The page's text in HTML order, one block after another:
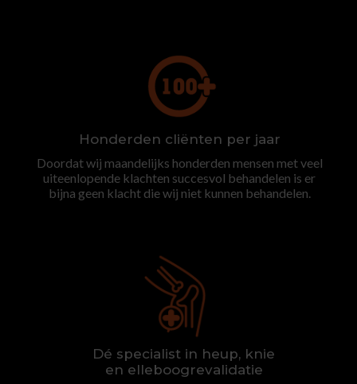
Honderden cliënten per jaar
Doordat wij maandelijks honderden mensen met veel
uiteenlopende klachten succesvol behandelen is er
bijna geen klacht die wij niet kunnen behandelen.
Dé specialist in heup, knie
en elleboogrevalidatie